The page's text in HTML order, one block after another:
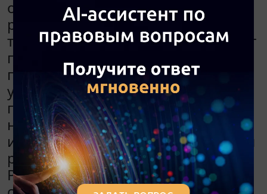
организацией, в которой он
работает по совместительству. О
том, что данный работник работает
по совместительству, работодатель
по основному месту работы не был
уведомлен. От работника не
поступало заявление о
необходимости внесения
изменений в график сменности для
решения вопроса о его обучении.
Работник самостоятельно